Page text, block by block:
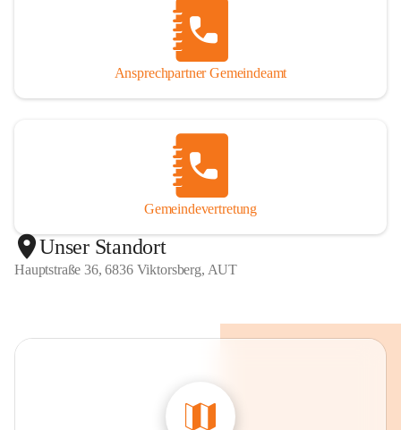
Ansprechpartner Gemeindeamt
Gemeindevertretung
Unser Standort
Hauptstraße 36, 6836 Viktorsberg, AUT